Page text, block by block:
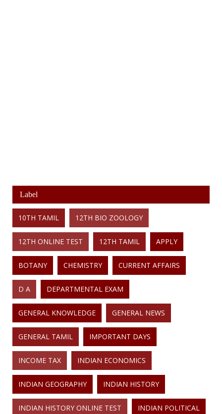
Label
10TH TAMIL 12TH BIO ZOOLOGY
12TH ONLINE TEST 12TH TAMIL APPLY
BOTANY CHEMISTRY CURRENT AFFAIRS
D A DEPARTMENTAL EXAM
GENERAL KNOWLEDGE GENERAL NEWS
GENERAL TAMIL IMPORTANT DAYS
INCOME TAX INDIAN ECONOMICS
INDIAN GEOGRAPHY INDIAN HISTORY
INDIAN HISTORY ONLINE TEST INDIAN POLITICAL